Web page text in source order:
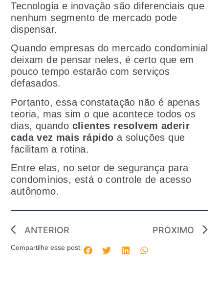
Tecnologia e inovação são diferenciais que
nenhum segmento de mercado pode
dispensar.
Quando empresas do mercado condominial
deixam de pensar neles, é certo que em
pouco tempo estarão com serviços
defasados.
Portanto, essa constatação não é apenas
teoria, mas sim o que acontece todos os
dias, quando clientes resolvem aderir
cada vez mais rápido a soluções que
facilitam a rotina.
Entre elas, no setor de segurança para
condomínios, está o controle de acesso
autônomo.
ANTERIOR PRÓXIMO
Compartilhe esse post: